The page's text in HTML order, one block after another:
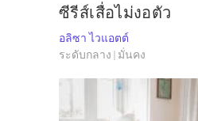
ซีรีส์เสื่อไม่งอตัว
อลิซา ไวแอตต์
ระดับกลาง | มั่นคง